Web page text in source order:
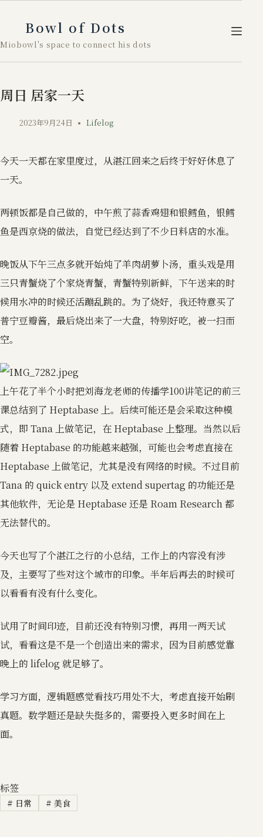
容
Bowl of Dots
Miobowl's space to connect his dots
周日 居家一天
2023年9月24日 Lifelog
今天一天都在家里度过，从湛江回来之后终于好好休息了
一天。
两顿饭都是自己做的，中午煎了蒜香鸡翅和银鳕鱼，银鳕
鱼是西京烧的做法，自觉已经达到了不少日料店的水准。
晚饭从下午三点多就开始炖了羊肉胡萝卜汤，重头戏是用
三只青蟹烧了个家烧青蟹，青蟹特别新鲜，下午送来的时
候用水冲的时候还活蹦乱跳的。为了烧好，我还特意买了
普宁豆瓣酱，最后烧出来了一大盘，特别好吃，被一扫而
空。
上午花了半个小时把刘海龙老师的传播学100讲笔记的前三
课总结到了 Heptabase 上。后续可能还是会采取这种模
式，即 Tana 上做笔记，在 Heptabase 上整理。当然以后
随着 Heptabase 的功能越来越强，可能也会考虑直接在
Heptabase 上做笔记，尤其是没有网络的时候。不过目前
Tana 的 quick entry 以及 extend supertag 的功能还是
其他软件，无论是 Heptabase 还是 Roam Research 都
无法替代的。
今天也写了个湛江之行的小总结，工作上的内容没有涉
及，主要写了些对这个城市的印象。半年后再去的时候可
以看看有没有什么变化。
试用了时间印迹，目前还没有特别习惯，再用一两天试
试，看看这是不是一个创造出来的需求，因为目前感觉靠
晚上的 lifelog 就足够了。
学习方面，逻辑题感觉看技巧用处不大，考虑直接开始刷
真题。数学题还是缺失挺多的，需要投入更多时间在上
面。
标签
# 日常 # 美食